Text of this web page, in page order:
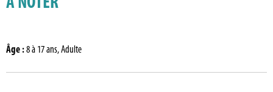
Âge :8 à 17 ans Adulte